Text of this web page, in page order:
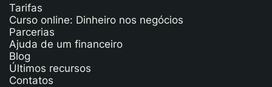
Tarifas
Curso online: Dinheiro nos negócios
Parcerias
Ajuda de um financeiro
Blog
Últimos recursos
Contatos